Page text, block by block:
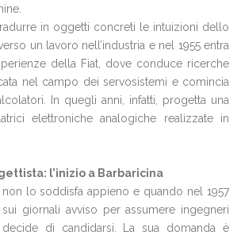
in oggetti concreti le intuizioni dello
un lavoro nell’industria e nel 1955 entra
della Fiat, dove conduce ricerche
nel campo dei servosistemi e comincia
In quegli anni, infatti, progetta una
elettroniche analogiche realizzate in
l’inizio a Barbaricina
non lo soddisfa appieno e quando nel 1957
giornali avviso per assumere ingegneri
di candidarsi. La sua domanda è